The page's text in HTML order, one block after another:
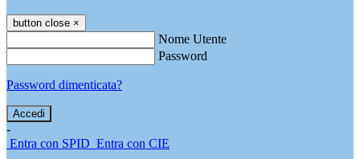
button close ×
Nome Utente
Password
Password dimenticata?
-
Entra con SPID Entra con CIE